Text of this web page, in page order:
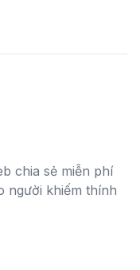
chia sẻ miễn phí
người khiếm thính